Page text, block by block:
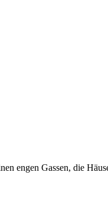
engen Gassen, die